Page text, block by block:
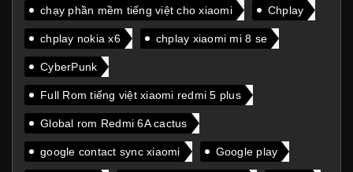
chạy phần mềm tiếng việt cho xiaomi Chplay
chplay nokia x6 chplay xiaomi mi 8 se
CyberPunk
Full Rom tiếng việt xiaomi redmi 5 plus
Global rom Redmi 6A cactus
google contact sync xiaomi Google play